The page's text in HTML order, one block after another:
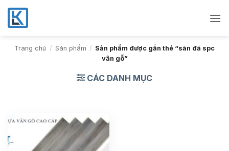
Bỏ
qua
nội
dungTrang chủ / Sản phẩm / Sản phẩm được gắn thẻ “sàn đá spc
vân gỗ”
CÁC DANH MỤC